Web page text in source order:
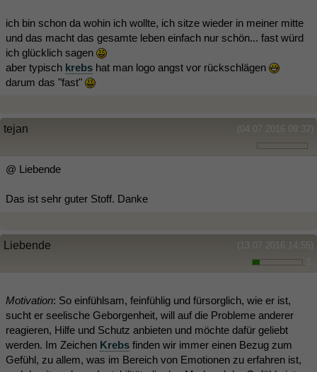
ich bin schon da wohin ich wollte, ich sitze wieder in meiner mitte
und das macht das gesamte leben einfach nur schön... fast würd
ich glücklich sagen
aber typisch krebs hat man logo angst vor rückschlägen
darum das "fast"
(04.07.2016 09:32)
tejan
@ Liebende
Das ist sehr guter Stoff. Danke
(13.07.2016 14:55)
Liebende
Motivation: So einfühlsam, feinfühlig und fürsorglich, wie er ist,
sucht er seelische Geborgenheit, will auf die Probleme anderer
reagieren, Hilfe und Schutz anbieten und möchte dafür geliebt
werden. Im Zeichen Krebs finden wir immer einen Bezug zum
Gefühl, zu allem, was im Bereich von Emotionen zu erfahren ist,